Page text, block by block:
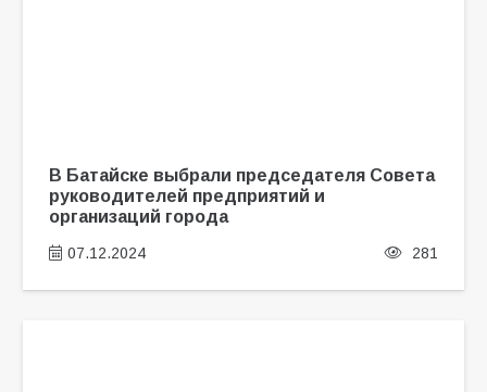
В Батайске выбрали председателя Совета
руководителей предприятий и
организаций города
07.12.2024 281